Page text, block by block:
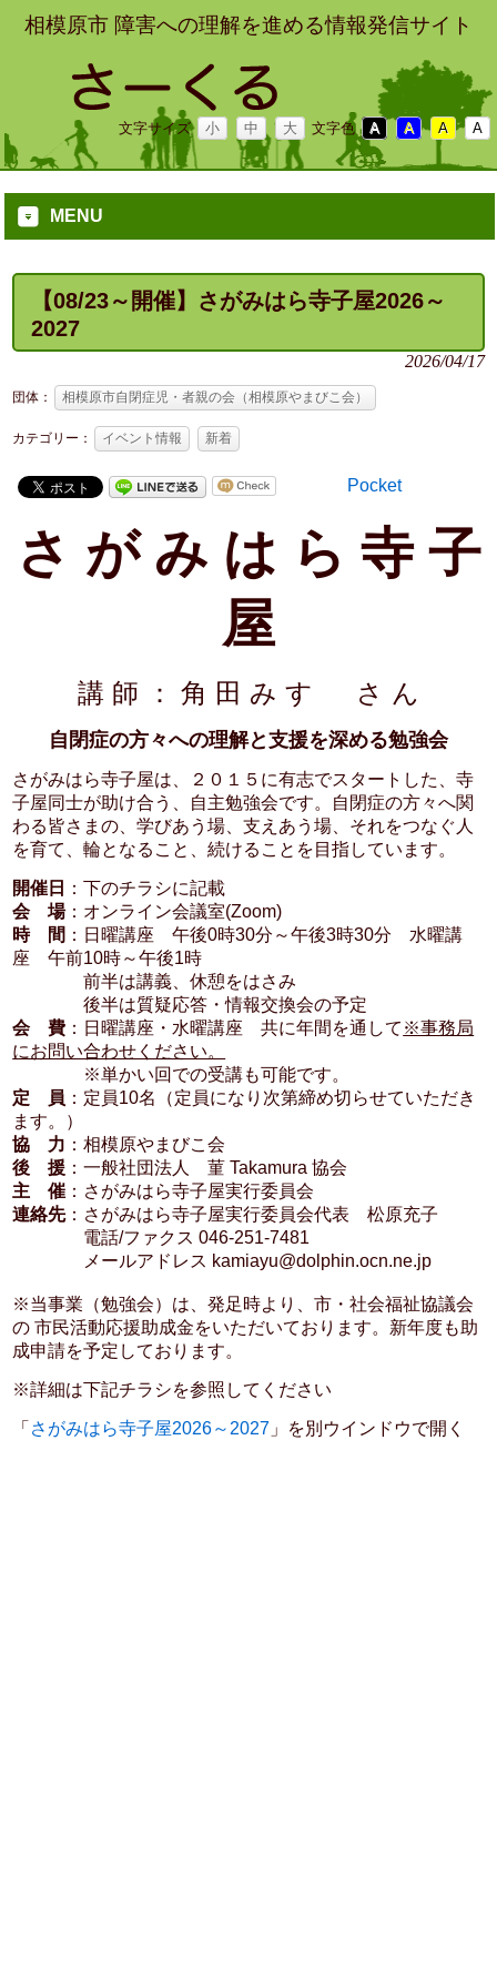
相模原市 障害への理解を進める情報発信サイト
文字サイズ 小 中 大 文字色 A A A A
MENU
【08/23～開催】さがみはら寺子屋2026～
2027
2026/04/17
団体： 相模原市自閉症児・者親の会（相模原やまびこ会）
カテゴリー： イベント情報 新着
Pocket
さ が み は ら 寺 子
屋
講 師 ： 角 田 み す ゞ さ ん
自閉症の方々への理解と支援を深める勉強会
さがみはら寺子屋は、２０１５に有志でスタートした、寺
子屋同士が助け合う、自主勉強会です。自閉症の方々へ関
わる皆さまの、学びあう場、支えあう場、それをつなぐ人
を育て、輪となること、続けることを目指しています。
開催日
：下のチラシに記載
会 場：オンライン会議室(Zoom)
時 間 ：日曜講座 午後0時30分～午後3時30分 水曜講
座 午前10時～午後1時
前半は講義、休憩をはさみ
後半は質疑応答・情報交換会の予定
会 費 ：日曜講座・水曜講座 共に年間を通して ※事務局
にお問い合わせください。
※単かい回での受講も可能です。
定 員 ：定員10名（定員になり次第締め切らせていただき
ます。）
協 力 ：相模原やまびこ会
後 援 ：一般社団法人 菫 Takamura 協会
主 催 ：さがみはら寺子屋実行委員会
連絡先：さがみはら寺子屋実行委員会代表 松原充子
電話/ファクス 046-251-7481
メールアドレス kamiayu@dolphin.ocn.ne.jp
※当事業（勉強会）は、発足時より、市・社会福祉協議会
の 市民活動応援助成金をいただいております。新年度も助
成申請を予定しております。
※詳細は下記チラシを参照してください
「 さがみはら寺子屋2026～2027 」を別ウインドウで開く